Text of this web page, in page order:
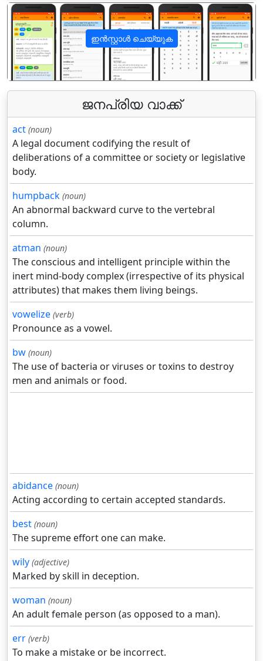
ഇൻസ്റ്റാൾ ചെയ്യുക
पिछला अगला
ജനപ്രിയ വാക്ക്
act (noun)
A legal document codifying the result of
deliberations of a committee or society or legislative
body.
humpback (noun)
An abnormal backward curve to the vertebral
column.
atman (noun)
The conscious and intelligent principle within the
inert mind-body complex (irrespective of its physical
attributes) that makes them living beings.
vowelize (verb)
Pronounce as a vowel.
bw (noun)
The use of bacteria or viruses or toxins to destroy
men and animals or food.
abidance (noun)
Acting according to certain accepted standards.
best (noun)
The supreme effort one can make.
wily (adjective)
Marked by skill in deception.
woman (noun)
An adult female person (as opposed to a man).
err (verb)
To make a mistake or be incorrect.